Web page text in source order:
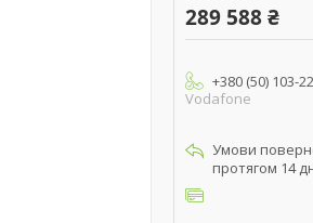
289 588 ₴
+380 (50) 103-
Vodafone
протягом 14